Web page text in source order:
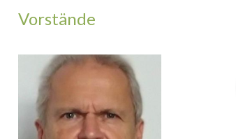
Vorstände